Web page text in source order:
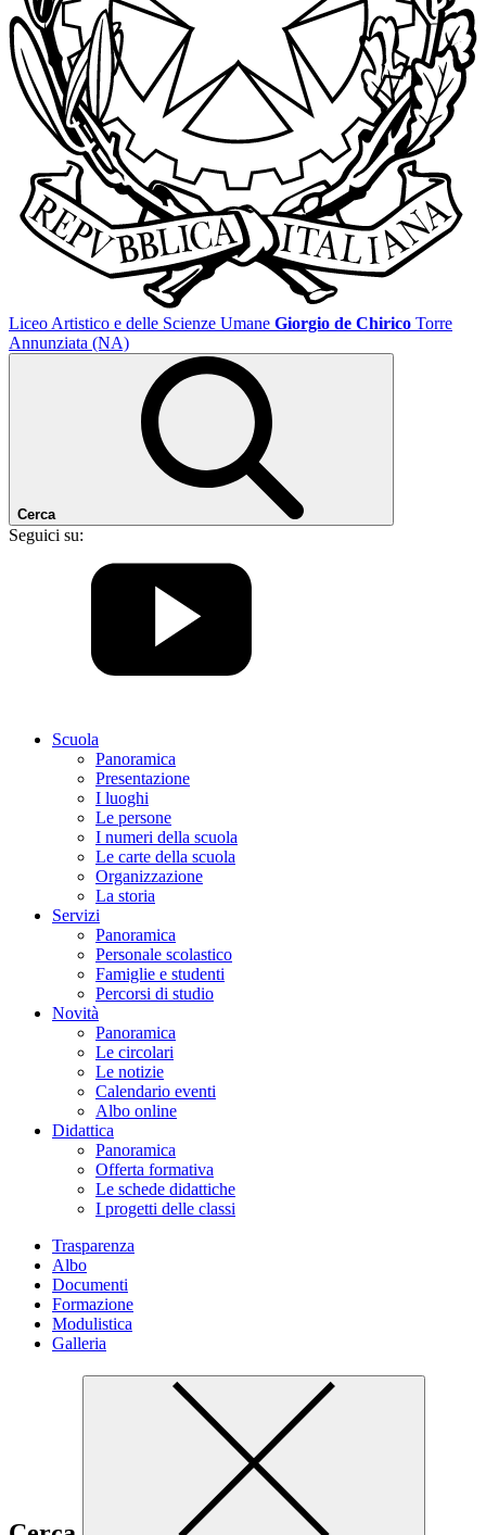
Liceo Artistico e delle Scienze Umane Giorgio de Chirico Torre
Annunziata (NA)
Cerca
Seguici su:
Scuola
Panoramica
Presentazione
I luoghi
Le persone
I numeri della scuola
Le carte della scuola
Organizzazione
La storia
Servizi
Panoramica
Personale scolastico
Famiglie e studenti
Percorsi di studio
Novità
Panoramica
Le circolari
Le notizie
Calendario eventi
Albo online
Didattica
Panoramica
Offerta formativa
Le schede didattiche
I progetti delle classi
Trasparenza
Albo
Documenti
Formazione
Modulistica
Galleria